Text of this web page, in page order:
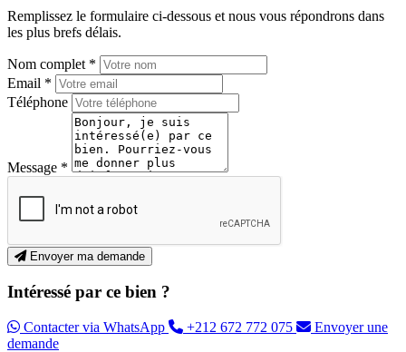
Remplissez le formulaire ci-dessous et nous vous répondrons dans
les plus brefs délais.
Nom complet *
Email *
Téléphone
Message *
Envoyer ma demande
Intéressé par ce bien ?
Contacter via WhatsApp +212 672 772 075
Envoyer une
demande